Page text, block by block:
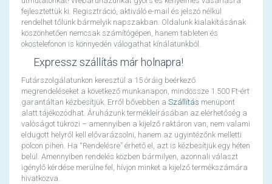
fejlesztettük ki. Regisztráció, aktiváló e-mail és jelszó nélkül
rendelhet tőlünk bármelyik napszakban. Oldalunk kialakításának
köszönhetően nemcsak számítógépen, hanem tableten és
okostelefonon is könnyedén válogathat kínálatunkból.
Expressz szállítás már holnapra!
Futárszolgálatunkon keresztül a 15 óráig beérkező
megrendeléseket a következő munkanapon, mindössze 1.500 Ft-ért
garantáltan kézbesítjük. Erről bővebben a Szállítás menüpont
alatt tájékozódhat. Áruházunk termékleírásában az elérhetőség a
valóságot tükrözi – amennyiben a kijelző raktáron van, nem valami
eldugott helyről kell elővarázsolni, hanem az ügyintézőnk melletti
polcon pihen. Ha “Rendelésre” érhető el, azt is kézbesítjük egy héten
belül. Amennyiben rendelés közben bármilyen, azonnali választ
igénylő kérdése merülne fel, hívjon minket a kijelző termékszámára
hivatkozva.